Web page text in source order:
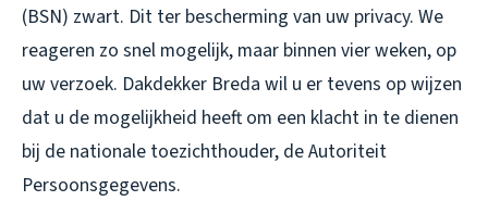
(BSN) zwart. Dit ter bescherming van uw privacy. We
reageren zo snel mogelijk, maar binnen vier weken, op
uw verzoek. Dakdekker Breda wil u er tevens op wijzen
dat u de mogelijkheid heeft om een klacht in te dienen
bij de nationale toezichthouder, de Autoriteit
Persoonsgegevens.